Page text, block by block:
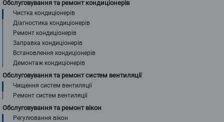
Обслуговування та ремонт кондиціонерів
Чистка кондиціонерів
Діагностика кондиціонерів
Ремонт кондиціонерів
Заправка кондиціонерів
Встановлення кондиціонерів
Демонтаж кондиціонерів
Обслуговування та ремонт систем вентиляції
Чищення систем вентиляції
Ремонт систем вентиляції
Обслуговування та ремонт вікон
Регулювання вікон